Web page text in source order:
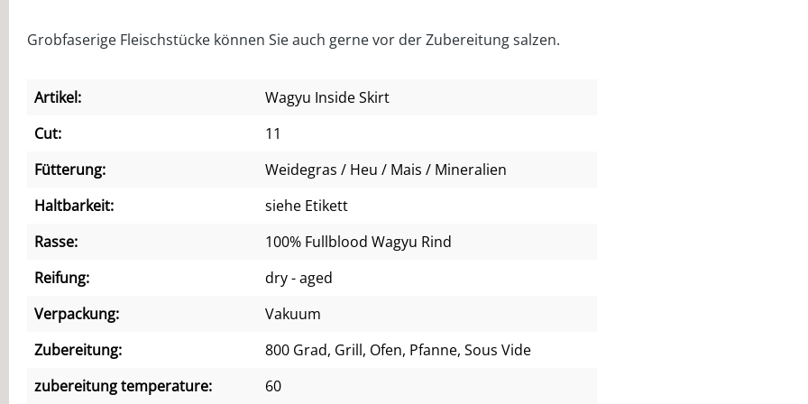
Grobfaserige Fleischstücke können Sie auch gerne vor der Zubereitung salzen.
Artikel:
Wagyu Inside Skirt
Cut:
11
Fütterung:
Weidegras / Heu / Mais / Mineralien
Haltbarkeit:
siehe Etikett
Rasse:
100% Fullblood Wagyu Rind
Reifung:
dry - aged
Verpackung:
Vakuum
Zubereitung:
800 Grad, Grill, Ofen, Pfanne, Sous Vide
zubereitung temperature:
60